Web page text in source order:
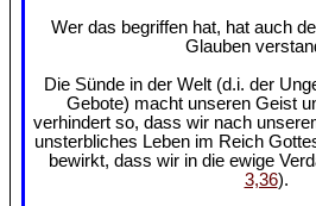
Wer das begriffen hat, hat auch
Glauben
Die Sünde in der Welt (d.i. der
Gebote) macht unseren Geist
verhindert so, dass wir nach
unsterbliches Leben im Reich
bewirkt, dass wir in die ewige
3,36).